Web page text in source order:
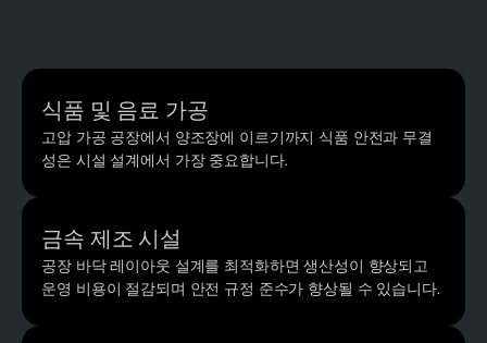
식품 및 음료 가공
고압 가공 공장에서 양조장에 이르기까지 식품 안전과 무결
성은 시설 설계에서 가장 중요합니다.
금속 제조 시설
공장 바닥 레이아웃 설계를 최적화하면 생산성이 향상되고
운영 비용이 절감되며 안전 규정 준수가 향상될 수 있습니다.